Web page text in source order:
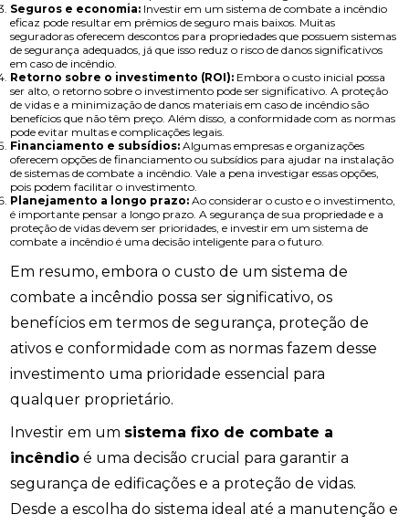
Seguros e economia: Investir em um sistema de combate a incêndio
eficaz pode resultar em prêmios de seguro mais baixos. Muitas
seguradoras oferecem descontos para propriedades que possuem sistemas
de segurança adequados, já que isso reduz o risco de danos significativos
em caso de incêndio.
Retorno sobre o investimento (ROI): Embora o custo inicial possa
ser alto, o retorno sobre o investimento pode ser significativo. A proteção
de vidas e a minimização de danos materiais em caso de incêndio são
benefícios que não têm preço. Além disso, a conformidade com as normas
pode evitar multas e complicações legais.
Financiamento e subsídios: Algumas empresas e organizações
oferecem opções de financiamento ou subsídios para ajudar na instalação
de sistemas de combate a incêndio. Vale a pena investigar essas opções,
pois podem facilitar o investimento.
Planejamento a longo prazo: Ao considerar o custo e o investimento,
é importante pensar a longo prazo. A segurança de sua propriedade e a
proteção de vidas devem ser prioridades, e investir em um sistema de
combate a incêndio é uma decisão inteligente para o futuro.
Em resumo, embora o custo de um sistema de
combate a incêndio possa ser significativo, os
benefícios em termos de segurança, proteção de
ativos e conformidade com as normas fazem desse
investimento uma prioridade essencial para
qualquer proprietário.
Investir em um sistema fixo de combate a
incêndio é uma decisão crucial para garantir a
segurança de edificações e a proteção de vidas.
Desde a escolha do sistema ideal até a manutenção e